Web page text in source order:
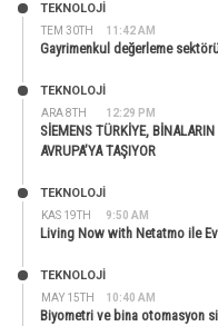
TEM 30TH 11:42 AM
TEKNOLOJİ
Gayrimenkul değerleme
ARA 8TH 12:29 PM
TEKNOLOJİ
SİEMENS TÜRKİYE,
AVRUPA’YA TAŞIYOR
KAS 19TH 9:50 AM
TEKNOLOJİ
Living Now with Netatmo ile
MAY 15TH 10:40 AM
TEKNOLOJİ
Biyometri ve bina otomasyon